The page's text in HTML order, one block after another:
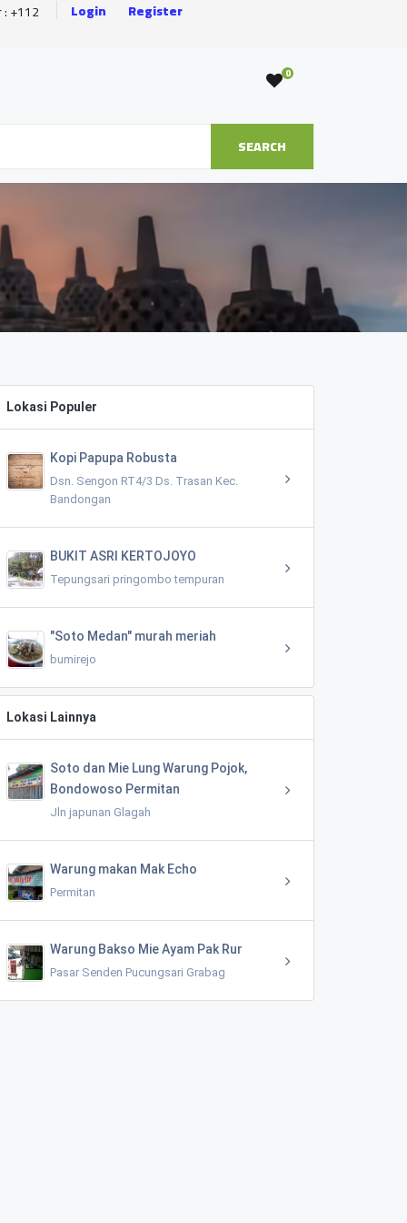
: +112 Login Register
0
SEARCH
Lokasi Populer
Kopi Papupa Robusta
Dsn. Sengon RT4/3 Ds. Trasan Kec.
Bandongan
BUKIT ASRI KERTOJOYO
Tepungsari pringombo tempuran
"Soto Medan" murah meriah
bumirejo
Lokasi Lainnya
Soto dan Mie Lung Warung Pojok,
Bondowoso Permitan
Jln japunan Glagah
Warung makan Mak Echo
Permitan
Warung Bakso Mie Ayam Pak Rur
Pasar Senden Pucungsari Grabag